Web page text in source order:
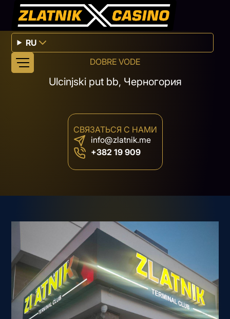
RU
DOBRE VODE
Ulcinjski put bb, Черногория
СВЯЗАТЬСЯ С НАМИ
info@zlatnik.me
+382 19 909